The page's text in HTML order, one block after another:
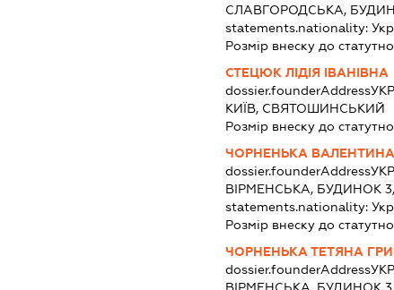
СЛАВГОРОДСЬКА,
statements.nationality:
Розмір внеску до
СТЕЦЮК ЛІДІЯ ІВАНІВНА
dossier.founderAddress
КИЇВ, СВЯТОШИНСЬКИЙ
Розмір внеску до
ЧОРНЕНЬКА ВАЛЕНТИНА
dossier.founderAddress
ВІРМЕНСЬКА, БУДИНОК
statements.nationality:
Розмір внеску до
ЧОРНЕНЬКА ТЕТЯНА
dossier.founderAddress